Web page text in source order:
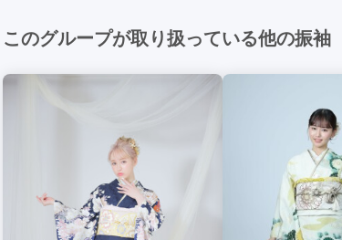
このグループが取り扱っている他の振袖